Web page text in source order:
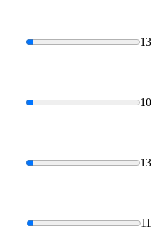
13
10
13
11